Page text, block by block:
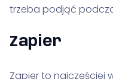
trzeba podjąć
Zapier
Zapier to najczęściej